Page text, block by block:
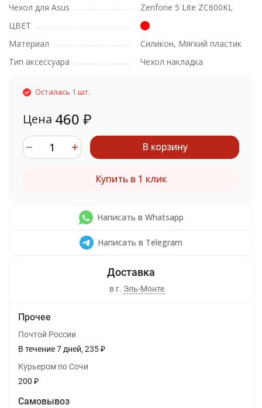
Чехол для Asus
Zenfone 5 Lite ZC600KL
ЦВЕТ
Материал
Силикон, Мягкий пластик
Тип аксессуара
Чехол накладка
Осталась 1 шт.
Цена 460 ₽
В корзину
Купить в 1 клик
Написать в Whatsapp
Написать в Telegram
в г. Эль-Монте
Прочее
Почтой России
В течение7 дней 235₽
Курьером по Сочи
200 ₽
Самовывоз